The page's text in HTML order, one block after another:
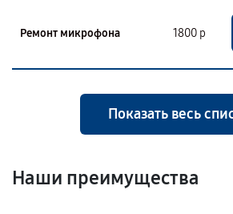
Ремонт микрофона 1800 р
Показать весь
Наши преимущества